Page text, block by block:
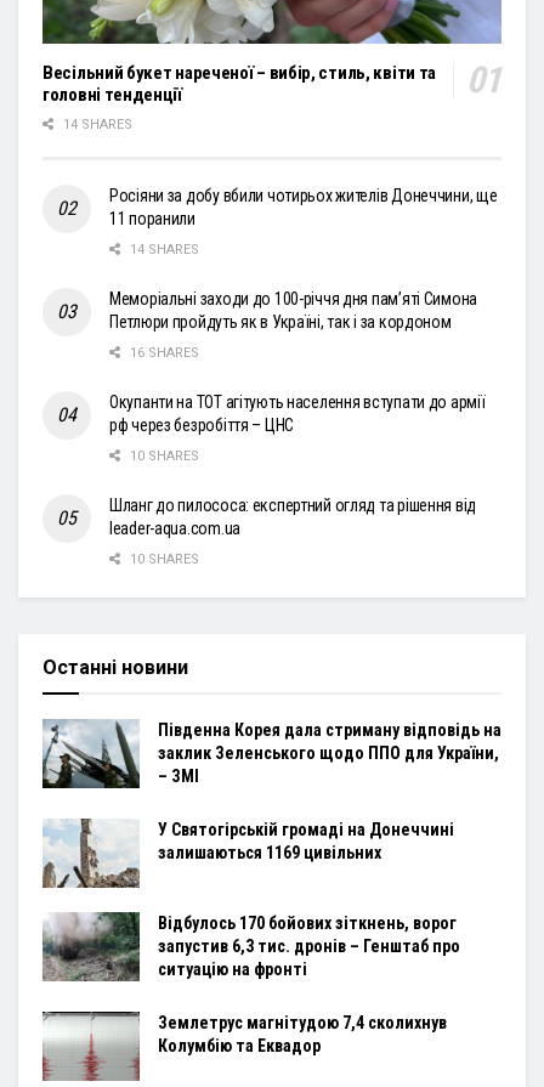
Весільний букет нареченої – вибір, стиль, квіти та
головні тенденції
14 SHARES
Росіяни за добу вбили чотирьох жителів Донеччини, ще
11 поранили
14 SHARES
Меморіальні заходи до 100-річчя дня пам’яті Симона
Петлюри пройдуть як в Україні, так і за кордоном
16 SHARES
Окупанти на ТОТ агітують населення вступати до армії
рф через безробіття – ЦНС
10 SHARES
Шланг до пилососа: експертний огляд та рішення від
leader-aqua.com.ua
10 SHARES
Останні новини
Південна Корея дала стриману відповідь на
заклик Зеленського щодо ППО для України,
– ЗМІ
У Святогірській громаді на Донеччині
залишаються 1169 цивільних
Відбулось 170 бойових зіткнень, ворог
запустив 6,3 тис. дронів – Генштаб про
ситуацію на фронті
Землетрус магнітудою 7,4 сколихнув
Колумбію та Еквадор